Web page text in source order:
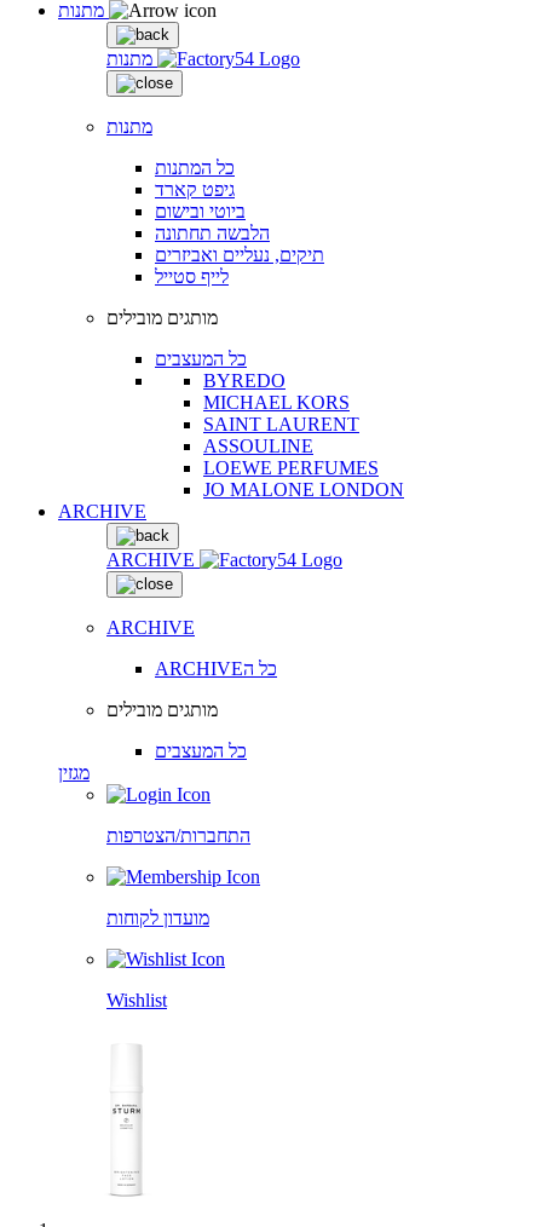
מתנות
מתנות
כל המתנות
גיפט קארד
ביוטי ובישום
הלבשה תחתונה
תיקים, נעליים ואביזרים
לייף סטייל
מותגים מובילים
כל המעצבים
BYREDO
MICHAEL KORS
SAINT LAURENT
ASSOULINE
LOEWE PERFUMES
JO MALONE LONDON
ARCHIVE
ARCHIVE
ARCHIVE
ARCHIVEכל ה
מותגים מובילים
כל המעצבים
מגזין
התחברות/הצטרפות
מועדון לקוחות
Wishlist